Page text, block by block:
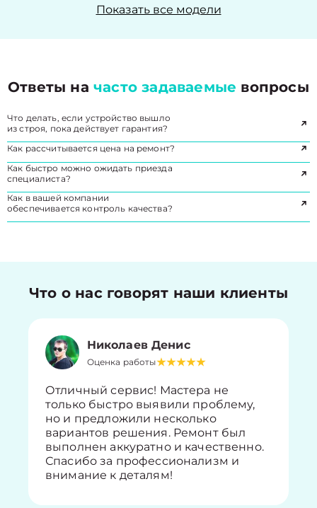
Показать все модели
Ответы начасто задаваемые вопросы
Что делать, если устройство вышло
из строя, пока действует гарантия?
Как рассчитывается цена на ремонт?
Как быстро можно ожидать приезда
специалиста?
Как в вашей компании
обеспечивается контроль качества?
Что о нас говорят наши клиенты
Николаев Денис
Оценка работы
Отличный сервис! Мастера не
только быстро выявили проблему,
но и предложили несколько
вариантов решения. Ремонт был
выполнен аккуратно и качественно.
Спасибо за профессионализм и
внимание к деталям!